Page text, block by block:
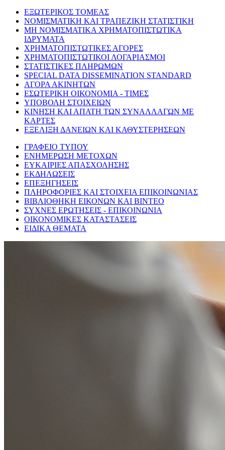
ΕΞΩΤΕΡΙΚΟΣ ΤΟΜΕΑΣ
ΝΟΜΙΣΜΑΤΙΚΗ ΚΑΙ ΤΡΑΠΕΖΙΚΗ ΣΤΑΤΙΣΤΙΚΗ
ΜΗ ΝΟΜΙΣΜΑΤΙΚΑ ΧΡΗΜΑΤΟΠΙΣΤΩΤΙΚΑ
ΙΔΡΥΜΑΤΑ
ΧΡΗΜΑΤΟΠΙΣΤΩΤΙΚΕΣ ΑΓΟΡΕΣ
ΧΡΗΜΑΤΟΠΙΣΤΩΤΙΚΟΙ ΛΟΓΑΡΙΑΣΜΟΙ
ΣΤΑΤΙΣΤΙΚΕΣ ΠΛΗΡΩΜΩΝ
SPECIAL DATA DISSEMINATION STANDARD
ΑΓΟΡΑ ΑΚΙΝΗΤΩΝ
ΕΣΩΤΕΡΙΚΗ ΟΙΚΟΝΟΜΙΑ - ΤΙΜΕΣ
ΥΠΟΒΟΛΗ ΣΤΟΙΧΕΙΩΝ
ΚΙΝΗΣΗ ΚΑΙ ΑΠΑΤΗ ΤΩΝ ΣΥΝΑΛΛΑΓΩΝ ΜΕ
ΚΑΡΤΕΣ
ΕΞΕΛΙΞΗ ΔΑΝΕΙΩΝ ΚΑΙ ΚΑΘΥΣΤΕΡΗΣΕΩΝ
ΓΡΑΦΕΙΟ ΤΥΠΟΥ
ΕΝΗΜΕΡΩΣΗ ΜΕΤΟΧΩΝ
ΕΥΚΑΙΡΙΕΣ ΑΠΑΣΧΟΛΗΣΗΣ
ΕΚΔΗΛΩΣΕΙΣ
ΕΠΕΞΗΓΗΣΕΙΣ
ΠΛΗΡΟΦΟΡΙΕΣ ΚΑΙ ΣΤΟΙΧΕΙΑ ΕΠΙΚΟΙΝΩΝΙΑΣ
ΒΙΒΛΙΟΘΗΚΗ ΕΙΚΟΝΩΝ ΚΑΙ ΒΙΝΤΕΟ
ΣΥΧΝΕΣ ΕΡΩΤΗΣΕΙΣ - ΕΠΙΚΟΙΝΩΝΙΑ
ΟΙΚΟΝΟΜΙΚΕΣ ΚΑΤΑΣΤΑΣΕΙΣ
ΕΙΔΙΚΑ ΘΕΜΑΤΑ